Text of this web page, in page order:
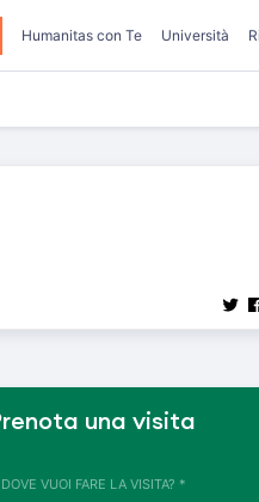
Humanitas con Te Università
una visita
VUOI FARE LA VISITA? *